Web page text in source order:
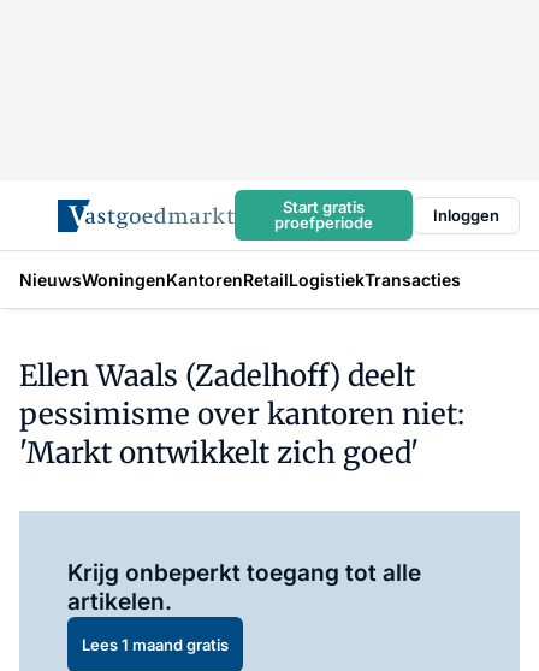
Start gratis
proefperiode
Inloggen
NieuwsWoningenKantorenRetailLogistiekTransacties
Ellen Waals (Zadelhoff) deelt
pessimisme over kantoren niet:
'Markt ontwikkelt zich goed'
Krijg onbeperkt toegang tot alle
artikelen.
Lees 1 maand gratis